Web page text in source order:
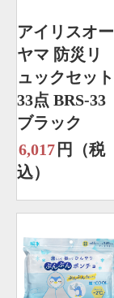
アイリスオー
ヤマ 防災リ
ュックセット
33点 BRS-33
ブラック
6,017 円（税
込）